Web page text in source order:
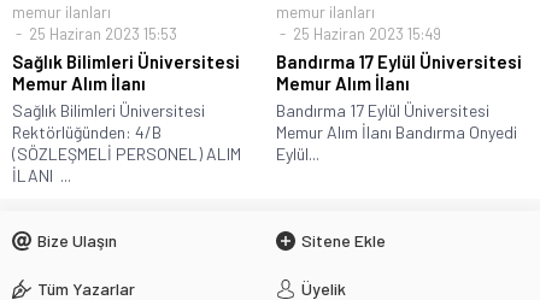
memur ilanları
25 Haziran 2023 15:53
Sağlık Bilimleri Üniversitesi
Memur Alım İlanı
Sağlık Bilimleri Üniversitesi
Rektörlüğünden: 4/B
(SÖZLEŞMELİ PERSONEL) ALIM
İLANI ...
memur ilanları
25 Haziran 2023 15:49
Bandırma 17 Eylül Üniversitesi
Memur Alım İlanı
Bandırma 17 Eylül Üniversitesi
Memur Alım İlanı Bandırma Onyedi
Eylül...
Bize Ulaşın Sitene Ekle
Tüm Yazarlar Üyelik